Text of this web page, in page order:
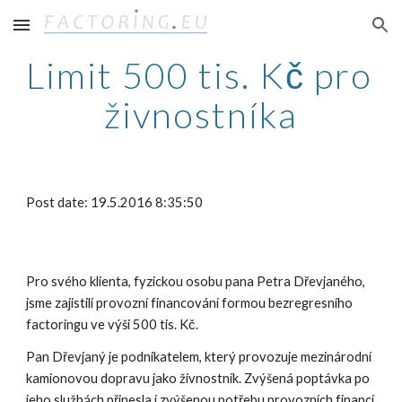
Skip to main content Skip to navigation
Limit 500 tis. Kč pro
živnostníka
Post date: 19.5.2016 8:35:50
Pro svého klienta, fyzickou osobu pana Petra Dřevjaného,
jsme zajistili provozní financování formou bezregresního
factoringu ve výši 500 tis. Kč.
Pan Dřevjaný je podnikatelem, který provozuje mezinárodní
kamionovou dopravu jako živnostník. Zvýšená poptávka po